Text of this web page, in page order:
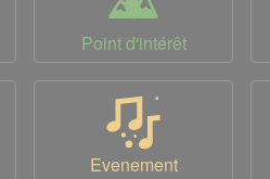
Point d'intérêt
Evenement